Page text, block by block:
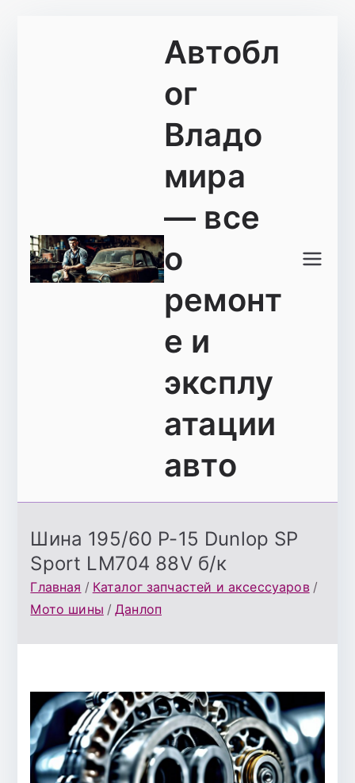
Автобл
ог
Владо
мира
— все
о
ремонт
е и
эксплу
атации
авто
Шина 195/60 Р-15 Dunlop SP
Sport LM704 88V б/к
Главная
Каталог запчастей и аксессуаров
Мото шины
Данлоп